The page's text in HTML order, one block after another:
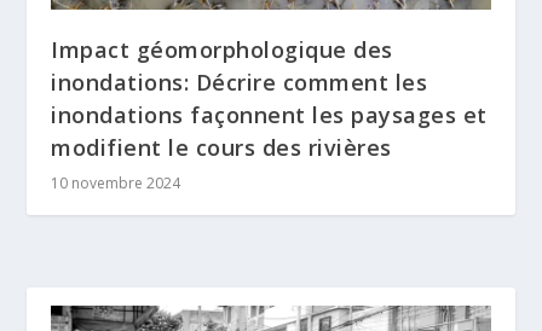
Impact géomorphologique des
inondations: Décrire comment les
inondations façonnent les paysages et
modifient le cours des rivières
10 novembre 2024